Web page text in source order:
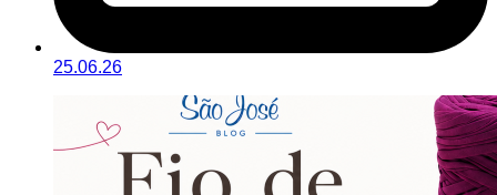
25.06.26